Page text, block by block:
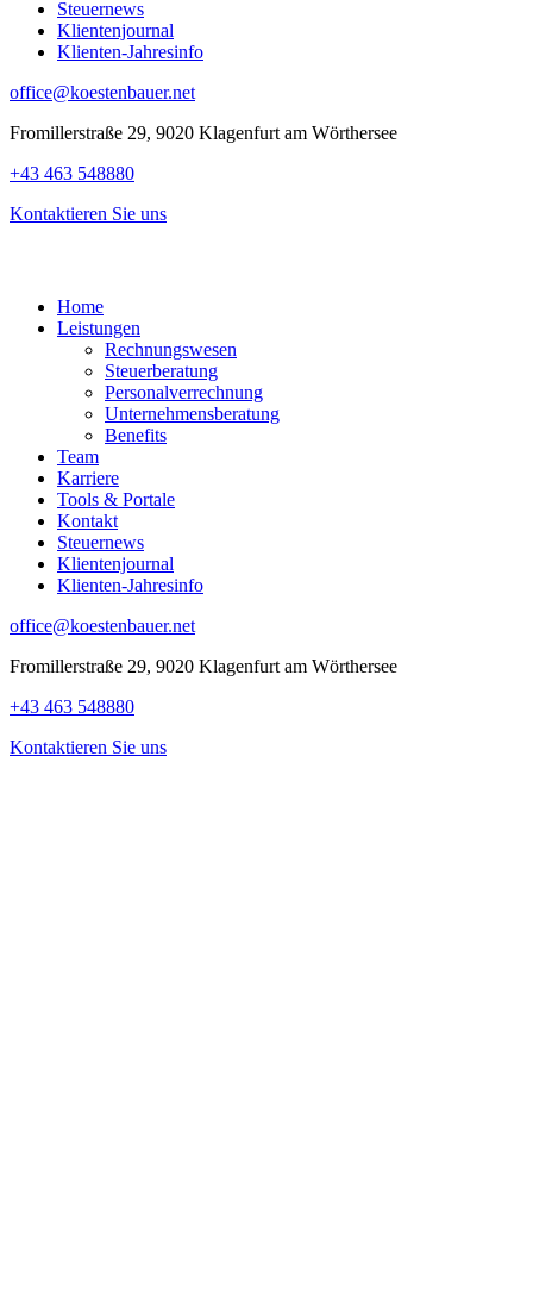
Steuernews
Klientenjournal
Klienten-Jahresinfo
office@koestenbauer.net
Fromillerstraße 29, 9020 Klagenfurt am Wörthersee
+43 463 548880
Kontaktieren Sie uns
Home
Leistungen
Rechnungswesen
Steuerberatung
Personalverrechnung
Unternehmensberatung
Benefits
Team
Karriere
Tools & Portale
Kontakt
Steuernews
Klientenjournal
Klienten-Jahresinfo
office@koestenbauer.net
Fromillerstraße 29, 9020 Klagenfurt am Wörthersee
+43 463 548880
Kontaktieren Sie uns